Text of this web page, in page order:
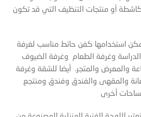
أو منتجات التنظيف التي قد تكون
استخدامها كفن حائط مناسب لغرفة
وغرفة الطعام وغرفة الضيوف
والمعرض والمتجر. أيضا للشقة وغرفة
والمقهى والفندق وفندق ومنتجع
أخرى